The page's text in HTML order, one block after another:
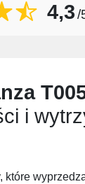
4,3/
i
które